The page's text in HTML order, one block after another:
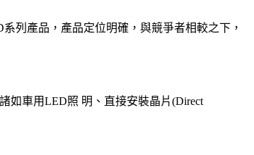
列產品，產品定位明確，與競爭者相較之下，
如車用LED照 明、直接安裝晶片(Direct